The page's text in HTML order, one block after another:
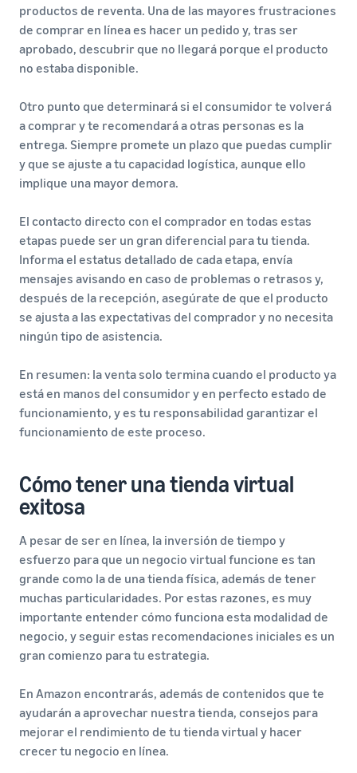
productos de reventa. Una de las mayores frustraciones
de comprar en línea es hacer un pedido y, tras ser
aprobado, descubrir que no llegará porque el producto
no estaba disponible.
Otro punto que determinará si el consumidor te volverá
a comprar y te recomendará a otras personas es la
entrega. Siempre promete un plazo que puedas cumplir
y que se ajuste a tu capacidad logística, aunque ello
implique una mayor demora.
El contacto directo con el comprador en todas estas
etapas puede ser un gran diferencial para tu tienda.
Informa el estatus detallado de cada etapa, envía
mensajes avisando en caso de problemas o retrasos y,
después de la recepción, asegúrate de que el producto
se ajusta a las expectativas del comprador y no necesita
ningún tipo de asistencia.
En resumen: la venta solo termina cuando el producto ya
está en manos del consumidor y en perfecto estado de
funcionamiento, y es tu responsabilidad garantizar el
funcionamiento de este proceso.
Cómo tener una tienda virtual
exitosa
A pesar de ser en línea, la inversión de tiempo y
esfuerzo para que un negocio virtual funcione es tan
grande como la de una tienda física, además de tener
muchas particularidades. Por estas razones, es muy
importante entender cómo funciona esta modalidad de
negocio, y seguir estas recomendaciones iniciales es un
gran comienzo para tu estrategia.
En Amazon encontrarás, además de contenidos que te
ayudarán a aprovechar nuestra tienda, consejos para
mejorar el rendimiento de tu tienda virtual y hacer
crecer tu negocio en línea.